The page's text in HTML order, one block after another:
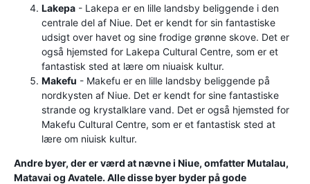
Lakepa - Lakepa er en lille landsby beliggende i den
centrale del af Niue. Det er kendt for sin fantastiske
udsigt over havet og sine frodige grønne skove. Det er
også hjemsted for Lakepa Cultural Centre, som er et
fantastisk sted at lære om niuaisk kultur.
Makefu - Makefu er en lille landsby beliggende på
nordkysten af ​​Niue. Det er kendt for sine fantastiske
strande og krystalklare vand. Det er også hjemsted for
Makefu Cultural Centre, som er et fantastisk sted at
lære om niuisk kultur.
Andre byer, der er værd at nævne i Niue, omfatter Mutalau,
Matavai og Avatele. Alle disse byer byder på gode